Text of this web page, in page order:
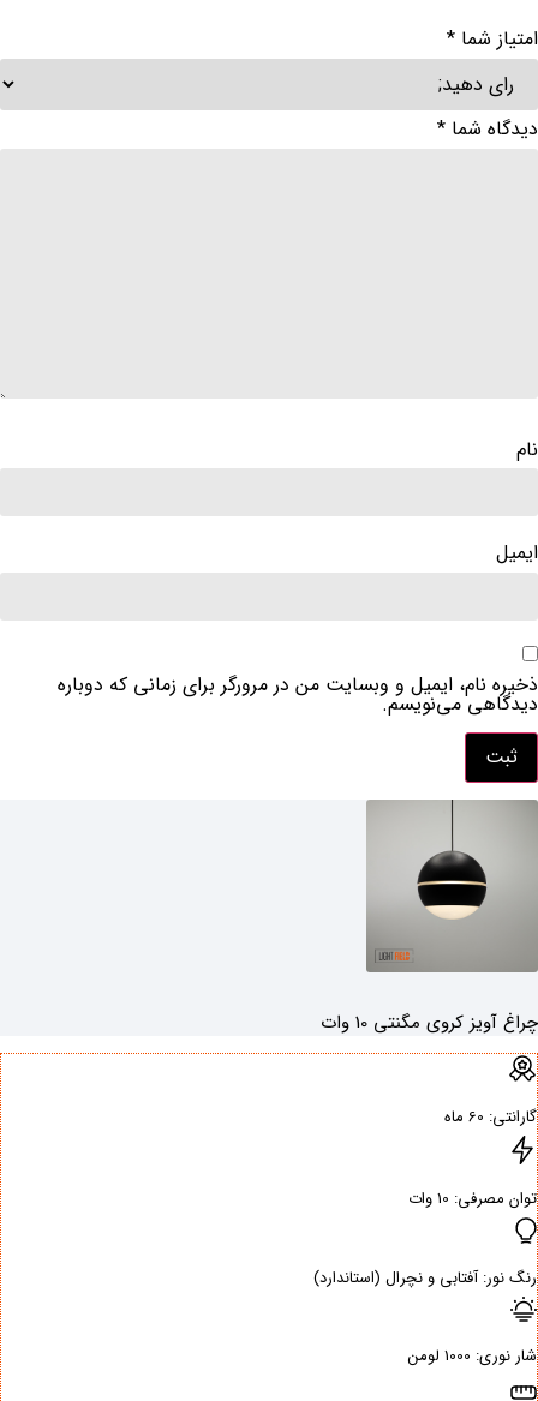
امتیاز شما *
دیدگاه شما *
نام
ایمیل
ذخیره نام، ایمیل و وبسایت من در مرورگر برای زمانی که دوباره
دیدگاهی می‌نویسم.
چراغ آویز کروی مگنتی 10 وات
گارانتی: ‌60 ماه
توان مصرفی: ‌10 وات
رنگ نور: ‌آفتابی و نچرال (استاندارد)
شار نوری: ‌1000 لومن